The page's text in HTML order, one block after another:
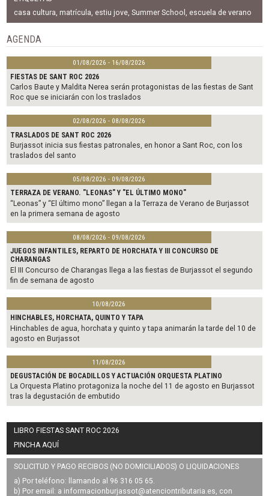
e
b
o
o
k
t
t
e
l
casa cultura, matrícula, estiu jove,Summer School , escuela de verano
AGENDA
01/08/2026 - 16/08/2026
FIESTAS DE SANT ROC 2026
Carlos Baute y Maldita Nerea serán protagonistas de las fiestas de Sant
Roc que se iniciarán con los traslados
02/08/2026 - 08/08/2026
TRASLADOS DE SANT ROC 2026
Burjassot inicia sus fiestas patronales, en honor a Sant Roc, con los
traslados del santo
05/08/2026 - 09/08/2026
TERRAZA DE VERANO. "LEONAS" Y "EL ÚLTIMO MONO"
“Leonas” y “El último mono” llegan a la Terraza de Verano de Burjassot
en la primera semana de agosto
08/08/2026 - 09/08/2026
JUEGOS INFANTILES, REPARTO DE HORCHATA Y III CONCURSO DE
CHARANGAS
El III Concurso de Charangas llega a las fiestas de Burjassot el segundo
fin de semana de agosto
10/08/2026
HINCHABLES, HORCHATA, QUINTO Y TAPA
Hinchables de agua, horchata y quinto y tapa animarán la tarde del 10 de
agosto en Burjassot
11/08/2026
DEGUSTACIÓN DE BOCADILLOS Y ACTUACIÓN ORQUESTA PLATINO
La Orquesta Platino protagoniza la noche del 11 de agosto en Burjassot
tras la degustación de embutido
LIBRO FIESTAS SANT ROC 2026
PINCHA AQUÍ
SOLICITUD Y PAGO RECIBOS (NO DOMICILIADOS) O LIQUIDACIONES
a) Por teléfono: llamando al 96 316 05 65.
b) Por email: a informacionburjassot@atenciontributaria.es, con